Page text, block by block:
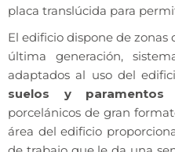
placa translúcida para
El edificio dispone de
última generación,
adaptados al uso del
suelos y paramentos
porcelánicos de gran
área del edificio